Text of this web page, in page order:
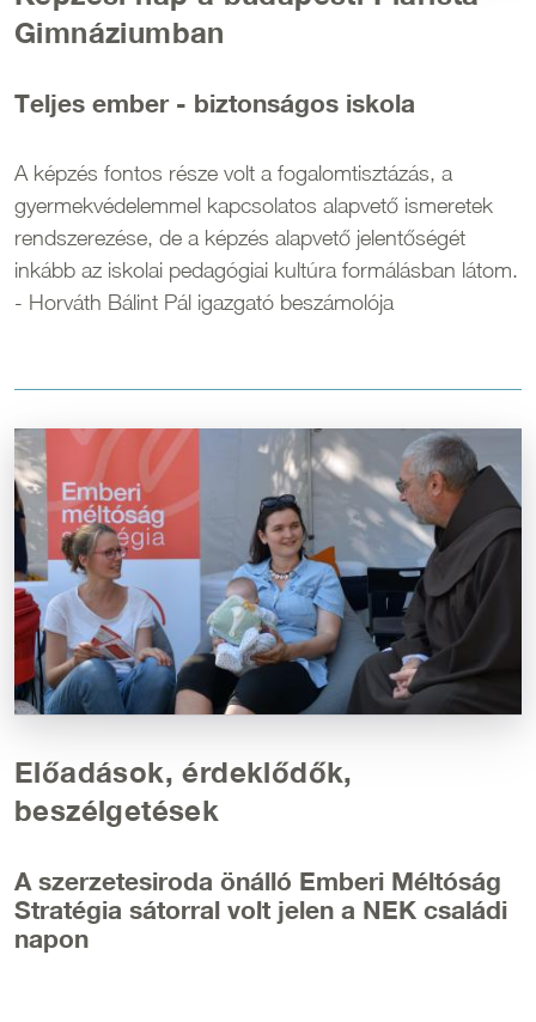
Gimnáziumban
Teljes ember - biztonságos iskola
A képzés fontos része volt a fogalomtisztázás, a
gyermekvédelemmel kapcsolatos alapvető ismeretek
rendszerezése, de a képzés alapvető jelentőségét
inkább az iskolai pedagógiai kultúra formálásban látom.
- Horváth Bálint Pál igazgató beszámolója
Kép
Előadások, érdeklődők,
beszélgetések
A szerzetesiroda önálló Emberi Méltóság
Stratégia sátorral volt jelen a NEK családi
napon